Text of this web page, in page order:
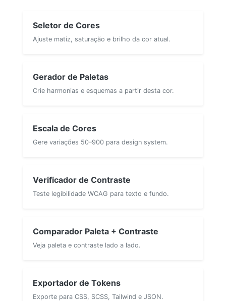
Seletor de Cores
Ajuste matiz, saturação e brilho da cor atual.
Gerador de Paletas
Crie harmonias e esquemas a partir desta cor.
Escala de Cores
Gere variações 50–900 para design system.
Verificador de Contraste
Teste legibilidade WCAG para texto e fundo.
Comparador Paleta + Contraste
Veja paleta e contraste lado a lado.
Exportador de Tokens
Exporte para CSS, SCSS, Tailwind e JSON.